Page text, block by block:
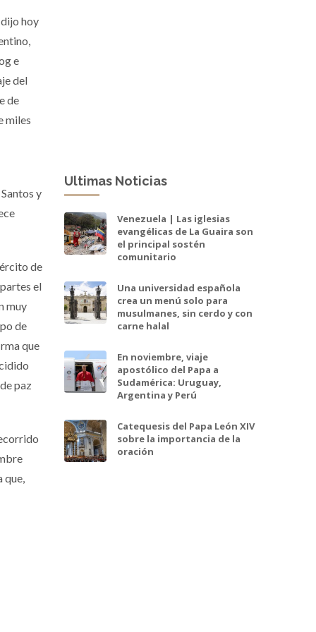
hoy
e
del
de
miles
y
de
el
muy
de
que
paz
que,
Ultimas Noticias
Venezuela | Las iglesias
evangélicas de La Guaira son
el principal sostén
comunitario
Una universidad española
crea un menú solo para
musulmanes, sin cerdo y con
carne halal
En noviembre, viaje
apostólico del Papa a
Sudamérica: Uruguay,
Argentina y Perú
Catequesis del Papa León XIV
sobre la importancia de la
oración